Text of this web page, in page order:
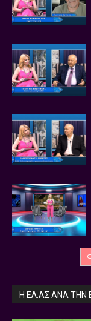
Η ΕΛ.ΑΣ ΑΝΆ ΤΗΝ